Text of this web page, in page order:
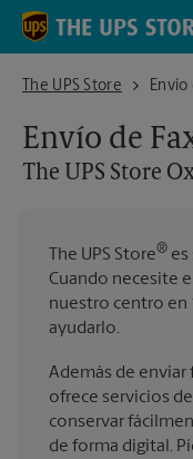
Skip to content
Return to Nav
The UPS Store
The UPS Store Oxford
Envío
Envío de
The UPS Store
The UPS Store®
Cuando necesite
nuestro centro en
ayudarlo.
Además de enviar
ofrece servicios
conservar
de forma digital.